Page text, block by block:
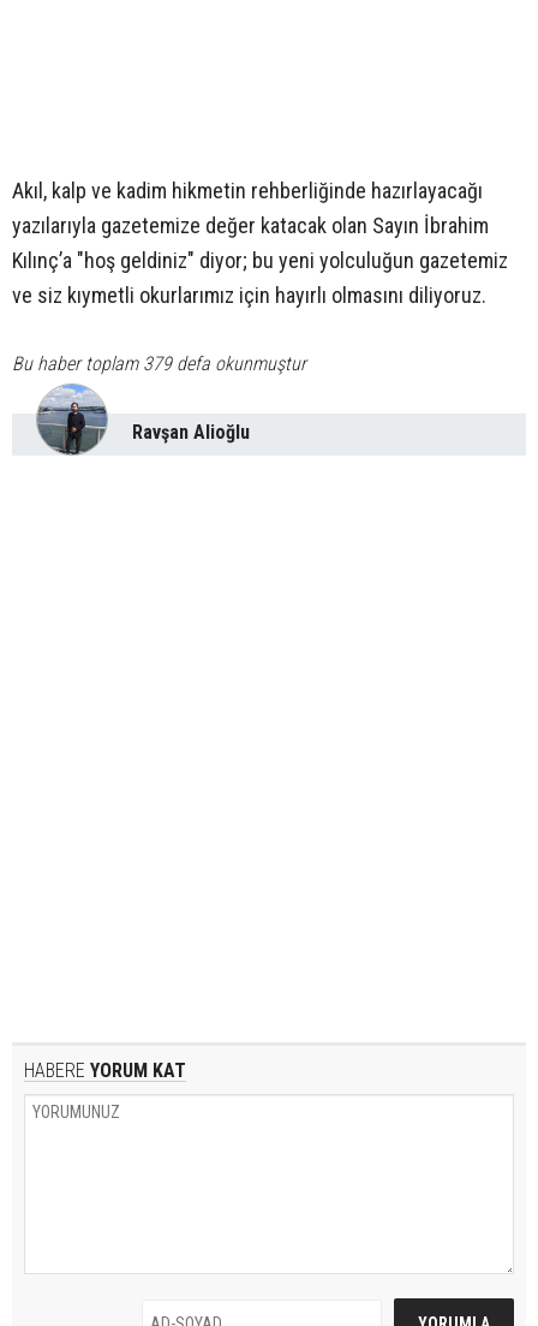
Akıl, kalp ve kadim hikmetin rehberliğinde hazırlayacağı
yazılarıyla gazetemize değer katacak olan Sayın İbrahim
Kılınç’a "hoş geldiniz" diyor; bu yeni yolculuğun gazetemiz
ve siz kıymetli okurlarımız için hayırlı olmasını diliyoruz.
Bu haber toplam 379 defa okunmuştur
Ravşan Alioğlu
HABERE YORUM KAT